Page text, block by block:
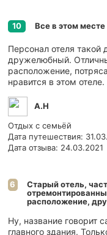
10 Все в этом
Персонал отеля
дружелюбный.
расположение,
нравится в этом
A.H
Отдых с семьёй
Дата путешествия:
Дата отзыва: 24.03.2021
6
Старый отель,
расположение,
Ну, название говорит
главного здания.